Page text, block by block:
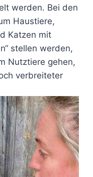
werden. Bei den
Haustiere,
Katzen mit
stellen werden,
Nutztiere gehen,
verbreiteter